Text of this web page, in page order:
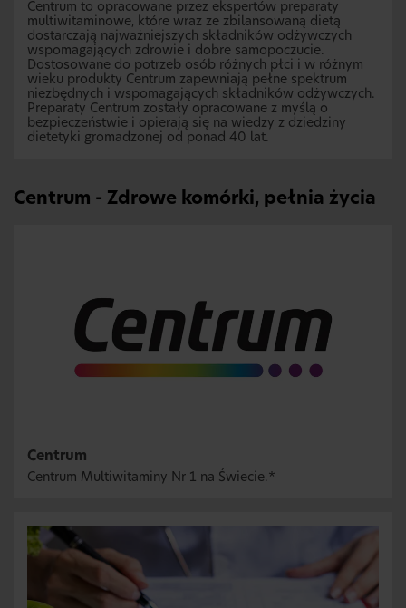
Centrum to opracowane przez ekspertów preparaty
multiwitaminowe, które wraz ze zbilansowaną dietą
dostarczają najważniejszych składników odżywczych
wspomagających zdrowie i dobre samopoczucie.
Dostosowane do potrzeb osób różnych płci i w różnym
wieku produkty Centrum zapewniają pełne spektrum
niezbędnych i wspomagających składników odżywczych.
Preparaty Centrum zostały opracowane z myślą o
bezpieczeństwie i opierają się na wiedzy z dziedziny
dietetyki gromadzonej od ponad 40 lat.
Centrum - Zdrowe komórki, pełnia życia
Centrum
Centrum Multiwitaminy Nr 1 na Świecie.*